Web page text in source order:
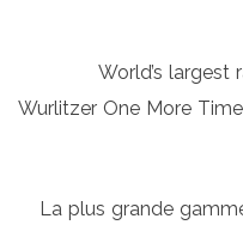
World’s
Wurlitzer One More
La plus grande